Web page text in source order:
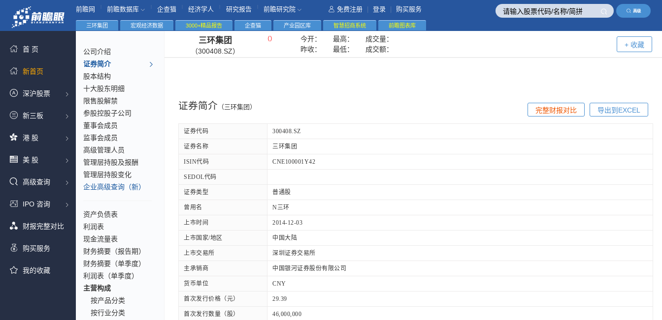
高级
前瞻网 前瞻数据库 企查猫 经济学人 研究报告 前瞻研究院 免费注册 登录 购买服务
首 页
新首页
深沪股票
新三板
港 股
美 股
高级查询
IPO 咨询
财报完整对比
购买服务
我的收藏
三环集团 宏观经济数据 3000+精品报告 企查猫 产业园区库 智慧招商系统 前瞻图表库
公司介绍
证券简介
股本结构
十大股东明细
限售股解禁
参股控股子公司
董事会成员
监事会成员
高级管理人员
管理层持股及报酬
管理层持股变化
企业高级查询（新）
资产负债表
利润表
现金流量表
财务摘要（报告期）
财务摘要（单季度）
利润表（单季度）
主营构成
按产品分类
按行业分类
三环集团
（300408.SZ）
（） 今开： 最高：
成交量：
昨收：
最低： 成交额：
+ 收藏
证券简介 （三环集团） 导出到EXCEL
完整财报对比
证券代码 300408.SZ
证券名称 三环集团
ISIN代码 CNE100001Y42
SEDOL代码
证券类型 普通股
曾用名 N三环
上市时间 2014-12-03
上市国家/地区 中国大陆
上市交易所 深圳证券交易所
主承销商 中国银河证券股份有限公司
货币单位 CNY
首次发行价格（元） 29.39
首次发行数量（股） 46,000,000